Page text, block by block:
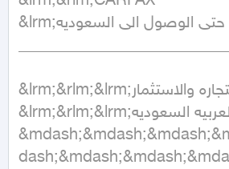
&lrm;مدة الشحن من 30 الى 60  يوم فقط من تاريخ تحويل المبلغ حتى الوصول الى السعوديه
&lrm;&rlm;&lrm;كافة الاعمال تمارس بشكل رسمي وقانوني سجل تجاري رقم (4031245254) موثق بالمملكه العربيه السعوديه في وزارة التجاره والاستثمار
&lrm;&rlm;&lrm;ورقم متجر معروف( 183601 ) وسندات رسميه  وعقود  وحساب بنكي خاص بالمؤسسه بالمملكه العربيه السعوديه